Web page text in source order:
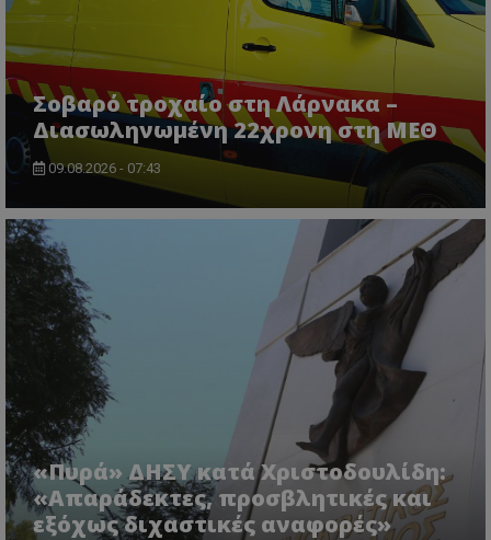
Σοβαρό τροχαίο στη Λάρνακα –
Διασωληνωμένη 22χρονη στη ΜΕΘ
09.08.2026 - 07:43
«Πυρά» ΔΗΣΥ κατά Χριστοδουλίδη:
«Απαράδεκτες, προσβλητικές και
εξόχως διχαστικές αναφορές»
Προμηθευτής
Πεδίο
.lifenewscy.tothemaonline.com
Microsoft Corporation